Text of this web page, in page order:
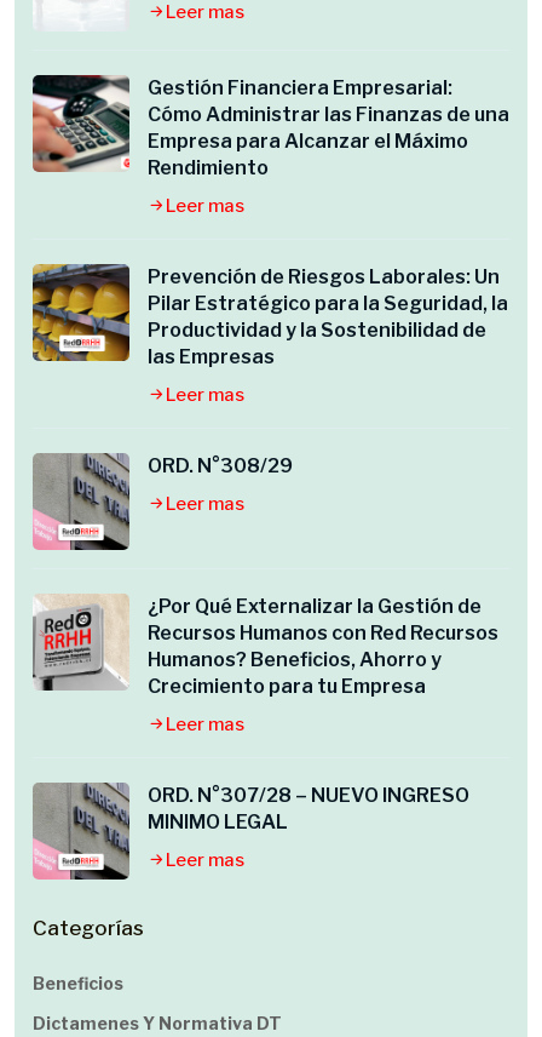
Leer mas
Gestión Financiera Empresarial:
Cómo Administrar las Finanzas de una
Empresa para Alcanzar el Máximo
Rendimiento
Leer mas
Prevención de Riesgos Laborales: Un
Pilar Estratégico para la Seguridad, la
Productividad y la Sostenibilidad de
las Empresas
Leer mas
ORD. N°308/29
Leer mas
¿Por Qué Externalizar la Gestión de
Recursos Humanos con Red Recursos
Humanos? Beneficios, Ahorro y
Crecimiento para tu Empresa
Leer mas
ORD. N°307/28 – NUEVO INGRESO
MINIMO LEGAL
Leer mas
Categorías
Beneficios
Dictamenes Y Normativa DT